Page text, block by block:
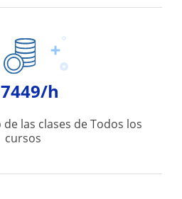
h
las clases de Todos los
cursos